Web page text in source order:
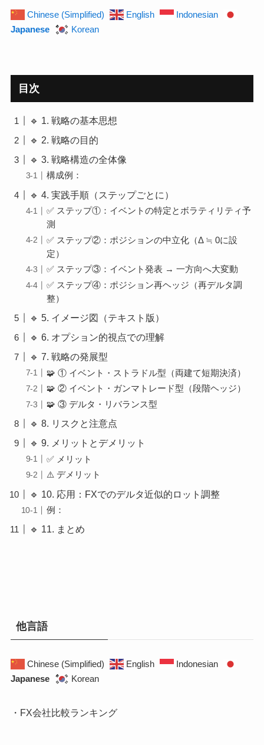
Chinese (Simplified) English
Indonesian
Japanese
Korean
目次
🔹 1. 戦略の基本思想
🔹 2. 戦略の目的
🔹 3. 戦略構造の全体像
構成例：
🔹 4. 実践手順（ステップごとに）
✅ ステップ①：イベントの特定とボラティリティ予
測
✅ ステップ②：ポジションの中立化（Δ ≒ 0に設
定）
✅ ステップ③：イベント発表 → 一方向へ大変動
✅ ステップ④：ポジション再ヘッジ（再デルタ調
整）
🔹 5. イメージ図（テキスト版）
🔹 6. オプション的視点での理解
🔹 7. 戦略の発展型
🧩 ① イベント・ストラドル型（両建て短期決済）
🧩 ② イベント・ガンマトレード型（段階ヘッジ）
🧩 ③ デルタ・リバランス型
🔹 8. リスクと注意点
🔹 9. メリットとデメリット
✅ メリット
⚠️ デメリット
🔹 10. 応用：FXでのデルタ近似的ロット調整
例：
🔹 11. まとめ
他言語
Chinese (Simplified) English
Indonesian
Japanese
Korean
・FX会社比較ランキング